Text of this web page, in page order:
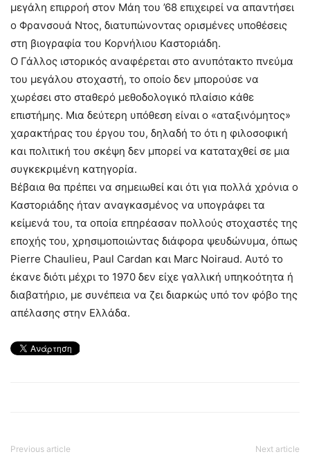
μεγάλη επιρροή στον Μάη του ’68 επιχειρεί να απαντήσει
ο Φρανσουά Ντος, διατυπώνοντας ορισμένες υποθέσεις
στη βιογραφία του Κορνήλιου Καστοριάδη.
Ο Γάλλος ιστορικός αναφέρεται στο ανυπότακτο πνεύμα
του μεγάλου στοχαστή, το οποίο δεν μπορούσε να
χωρέσει στο σταθερό μεθοδολογικό πλαίσιο κάθε
επιστήμης. Μια δεύτερη υπόθεση είναι ο «αταξινόμητος»
χαρακτήρας του έργου του, δηλαδή το ότι η φιλοσοφική
και πολιτική του σκέψη δεν μπορεί να καταταχθεί σε μια
συγκεκριμένη κατηγορία.
Βέβαια θα πρέπει να σημειωθεί και ότι για πολλά χρόνια ο
Καστοριάδης ήταν αναγκασμένος να υπογράφει τα
κείμενά του, τα οποία επηρέασαν πολλούς στοχαστές της
εποχής του, χρησιμοποιώντας διάφορα ψευδώνυμα, όπως
Pierre Chaulieu, Paul Cardan και Marc Noiraud. Αυτό το
έκανε διότι μέχρι το 1970 δεν είχε γαλλική υπηκοότητα ή
διαβατήριο, με συνέπεια να ζει διαρκώς υπό τον φόβο της
απέλασης στην Ελλάδα.
Previous article Next article